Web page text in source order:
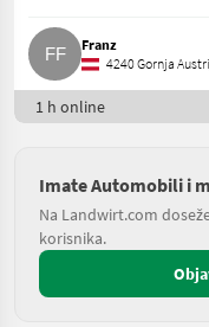
Franz
4240 Gornja
1 h online
Imate Automobili i
Na Landwirt.com
korisnika.